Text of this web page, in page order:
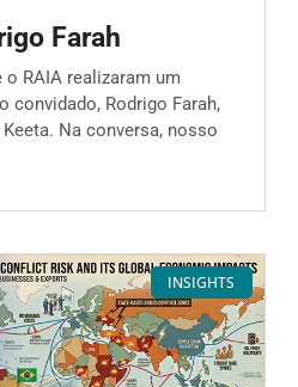
EUROPEIA:
RISCOS
POLÍTICOS EM
COMPLEXO
DOWNLOAD
Farah
o RAIA realizaram um
convidado, Rodrigo Farah,
Na conversa, nosso
INSIGHTS